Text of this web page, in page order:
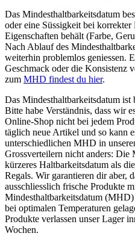
Das Mindesthaltbarkeitsdatum
oder eine Süssigkeit bei korrekter
Eigenschaften behält (Farbe,
Nach Ablauf des
weiterhin problemlos geniessen.
Geschmack oder die Konsistenz
zum MHD findest du hier.
Das Mindesthaltbarkeitsdatum
Bitte habe Verständnis, dass wir
Online-Shop nicht bei jedem
täglich neue Artikel und so kann
unterschiedlichen MHD in
Grossverteilern nicht anders: Die
kürzeres Haltbarkeitsdatum als
Regals. Wir garantieren dir aber,
ausschliesslich frische Produkte
Mindesthaltbarkeitsdatum
bei optimalen Temperaturen
Produkte verlassen unser Lager
Wochen.